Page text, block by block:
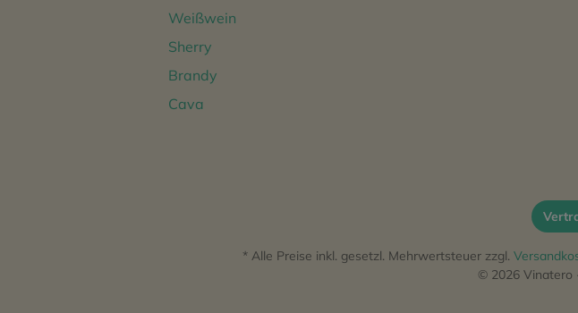
Weißwein
Sherry
Brandy
Cava
* Alle Preise inkl. gesetzl. Mehrwertsteuer zzgl.
© 2026 Vinatero